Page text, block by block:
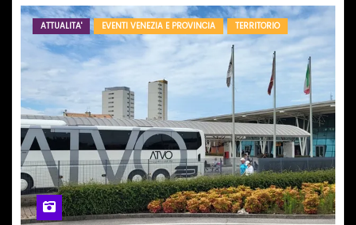
ATTUALITA' EVENTI VENEZIA E PROVINCIA TERRITORIO